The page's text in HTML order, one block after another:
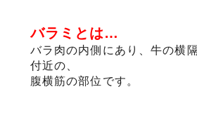
バラミとは…
バラ肉の内側にあり、牛の横
付近の、
腹横筋の部位です。